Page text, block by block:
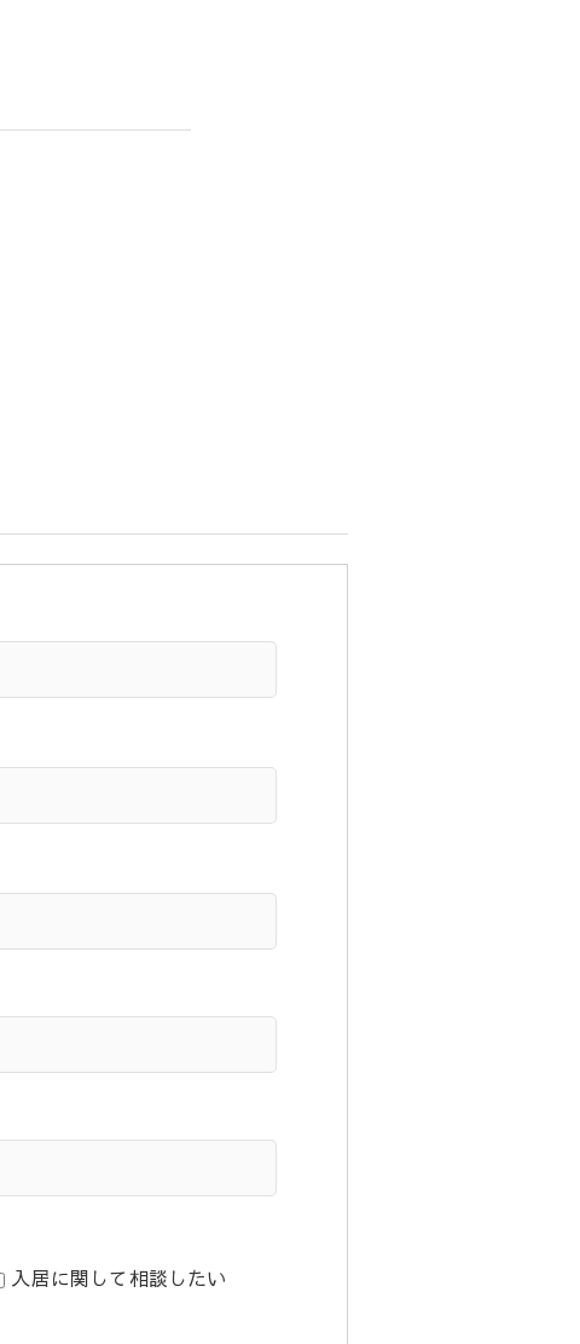
入居に関して相談したい